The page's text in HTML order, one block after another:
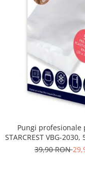
Pungi
STARCREST VBG-
cm, rezistente,
39,90 RON